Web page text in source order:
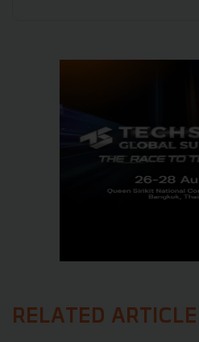
RELATED ARTICLE